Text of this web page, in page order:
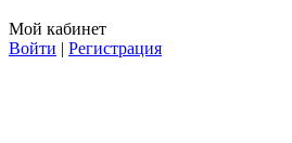
Мой кабинет
Войти | Регистрация